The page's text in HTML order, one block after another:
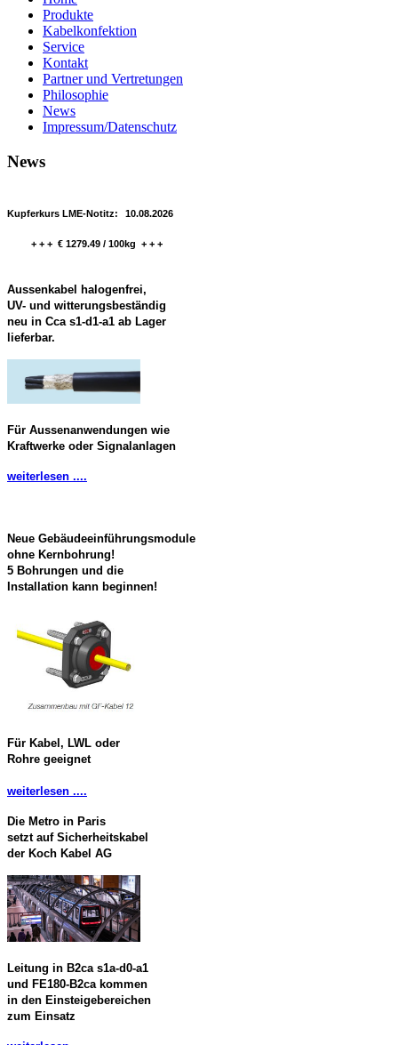
Produkte
Kabelkonfektion
Service
Kontakt
Partner und Vertretungen
Philosophie
News
Impressum/Datenschutz
News
Kupferkurs LME-Notitz: 10.08.2026
+ + + € 1279.49 / 100kg + + +
Aussenkabel halogenfrei,
UV- und witterungsbeständig
neu in Cca s1-d1-a1 ab Lager
lieferbar.
Für Aussenanwendungen wie
Kraftwerke oder Signalanlagen
weiterlesen ....
Neue Gebäudeeinführungsmodule
ohne Kernbohrung!
5 Bohrungen und die
Installation kann beginnen!
Für Kabel, LWL oder
Rohre geeignet
weiterlesen ....
Die Metro in Paris
setzt auf Sicherheitskabel
der Koch Kabel AG
Leitung in B2ca s1a-d0-a1
und FE180-B2ca kommen
in den Einsteigebereichen
zum Einsatz